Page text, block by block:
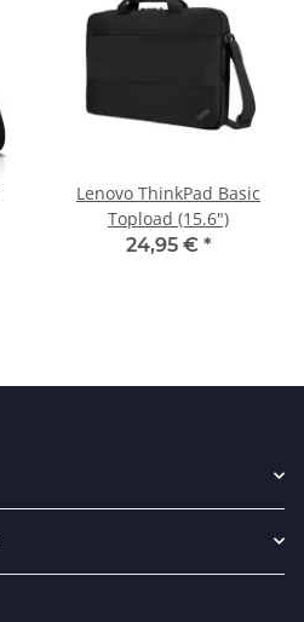
Lenovo ThinkPad Basic
Topload (15.6")
24,95 € *